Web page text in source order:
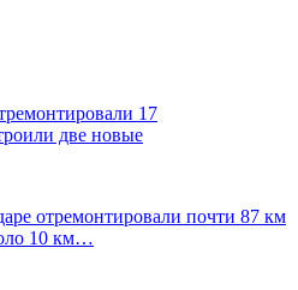
17
две новые
отремонтировали почти 87 км
10 км…